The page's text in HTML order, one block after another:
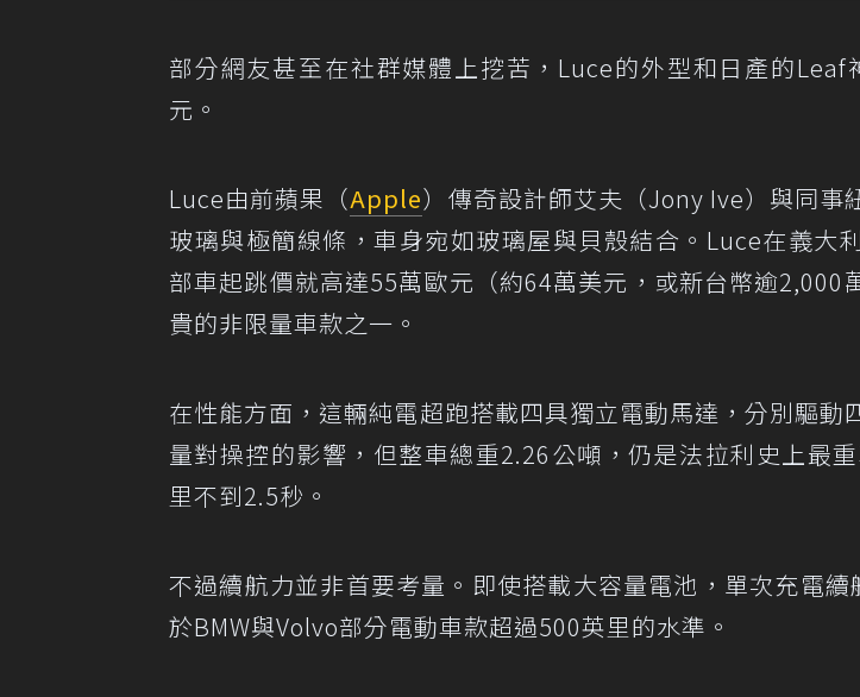
部分網友甚至在社群媒體上挖苦，Luce的外型和日產的Leaf
元。
Luce由前蘋果（Apple）傳奇設計師艾夫（Jony Ive）與同事
玻璃與極簡線條，車身宛如玻璃屋與貝殼結合。Luce在義大
部車起跳價就高達55萬歐元（約64萬美元，或新台幣逾2,000
貴的非限量車款之一。
在性能方面，這輛純電超跑搭載四具獨立電動馬達，分別驅動
量對操控的影響，但整車總重2.26公噸，仍是法拉利史上最
里不到2.5秒。
不過續航力並非首要考量。即使搭載大容量電池，單次充電
於BMW與Volvo部分電動車款超過500英里的水準。